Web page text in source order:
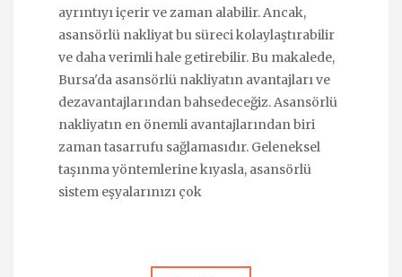
ayrıntıyı içerir ve zaman alabilir. Ancak,
asansörlü nakliyat bu süreci kolaylaştırabilir
ve daha verimli hale getirebilir. Bu makalede,
Bursa'da asansörlü nakliyatın avantajları ve
dezavantajlarından bahsedeceğiz. Asansörlü
nakliyatın en önemli avantajlarından biri
zaman tasarrufu sağlamasıdır. Geleneksel
taşınma yöntemlerine kıyasla, asansörlü
sistem eşyalarınızı çok